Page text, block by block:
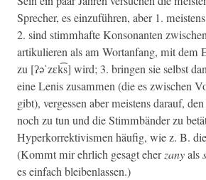
Sprech­er, es einzuführen, aber 1.
2. sind stimmhafte Kon­so­nan­ten
artikulieren als am Wor­tan­fang, mit dem
zu [ʔəˈzɛk͡s] wird; 3. brin­gen sie selb­st
eine Lenis zusam­men (die es zwis­chen
gibt), vergessen aber meis­tens darauf,
noch zu tun und die Stimm­bän­der zu
Hyper­ko­r­rek­tivis­men häu­fig, wie z. B.
(Kommt mir ehrlich gesagt eherzanyals
es ein­fach bleibenlassen.)